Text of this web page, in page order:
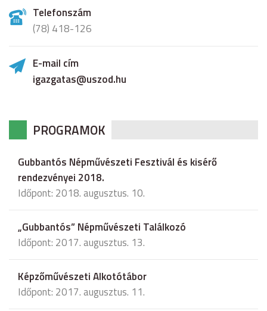
Telefonszám
(78) 418-126
E-mail cím
igazgatas@uszod.hu
PROGRAMOK
Gubbantós Népművészeti Fesztivál és kisérő
rendezvényei 2018.
Időpont: 2018. augusztus. 10.
„Gubbantós” Népművészeti Találkozó
Időpont: 2017. augusztus. 13.
Képzőművészeti Alkotótábor
Időpont: 2017. augusztus. 11.